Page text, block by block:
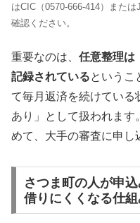
はCIC（0570-666-414）また
確認ください。
重要なのは、 任意整理は
記録されているというこ
て毎月返済を続けている
あり」として扱われます
めて、大手の審査に申し
さつま町の人が申
借りにくくなる仕